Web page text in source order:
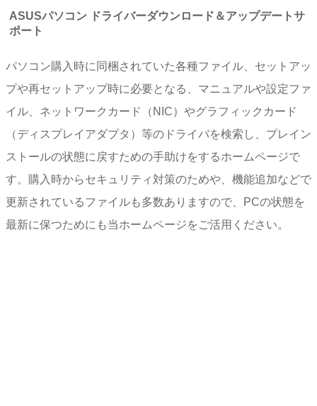
ASUSパソコン ドライバーダウンロード＆アップデートサ
ポート
パソコン購入時に同梱されていた各種ファイル、セットアッ
プや再セットアップ時に必要となる、マニュアルや設定ファ
イル、ネットワークカード（NIC）やグラフィックカード
（ディスプレイアダプタ）等のドライバを検索し、プレイン
ストールの状態に戻すための手助けをするホームページで
す。購入時からセキュリティ対策のためや、機能追加などで
更新されているファイルも多数ありますので、PCの状態を
最新に保つためにも当ホームページをご活用ください。